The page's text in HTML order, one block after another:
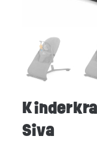
Siva